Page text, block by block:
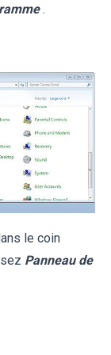
.
le coin
Panneau de